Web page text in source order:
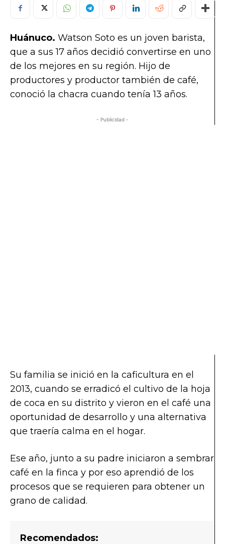
Huánuco. Watson Soto es un joven barista,
que a sus 17 años decidió convertirse en uno
de los mejores en su región. Hijo de
productores y productor también de café,
conoció la chacra cuando tenía 13 años.
- Publicidad -
Su familia se inició en la caficultura en el
2013, cuando se erradicó el cultivo de la hoja
de coca en su distrito y vieron en el café una
oportunidad de desarrollo y una alternativa
que traería calma en el hogar.
Ese año, junto a su padre iniciaron a sembrar
café en la finca y por eso aprendió de los
procesos que se requieren para obtener un
grano de calidad.
Recomendados: